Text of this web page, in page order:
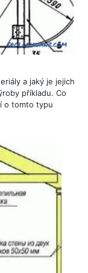
a jaký je jejich
příkladu. Co
o tomto typu